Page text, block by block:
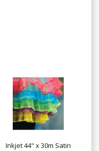
Inkjet 44" x 30m Satin